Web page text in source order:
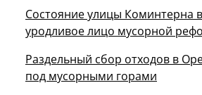
Состояние улицы Коминтерна
уродливое лицо мусорной
Раздельный сбор отходов в
под мусорными горами